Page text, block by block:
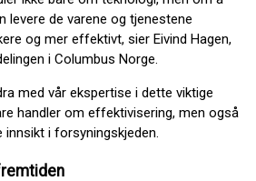
levere de varene og tjenestene
og mer effektivt, sier Eivind Hagen,
i Columbus Norge.
med vår ekspertise i dette viktige
handler om effektivisering, men også
i forsyningskjeden.